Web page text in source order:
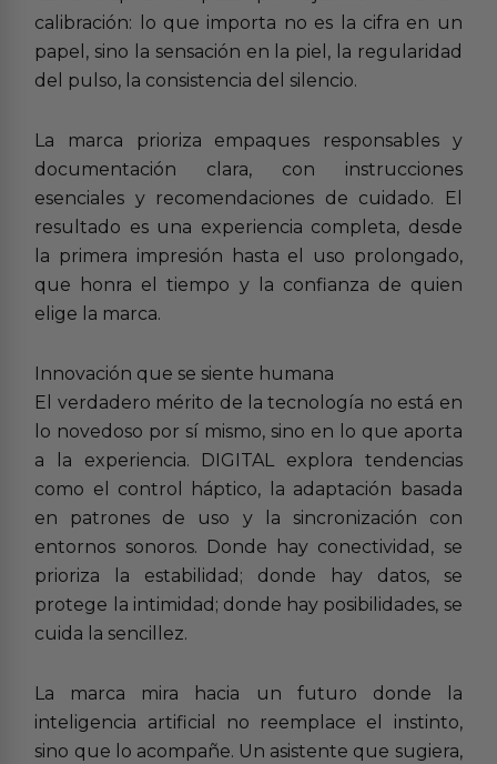
calibración: lo que importa no es la cifra en un
papel, sino la sensación en la piel, la regularidad
del pulso, la consistencia del silencio.
La marca prioriza empaques responsables y
documentación clara, con instrucciones
esenciales y recomendaciones de cuidado. El
resultado es una experiencia completa, desde
la primera impresión hasta el uso prolongado,
que honra el tiempo y la confianza de quien
elige la marca.
Innovación que se siente humana
El verdadero mérito de la tecnología no está en
lo novedoso por sí mismo, sino en lo que aporta
a la experiencia. DIGITAL explora tendencias
como el control háptico, la adaptación basada
en patrones de uso y la sincronización con
entornos sonoros. Donde hay conectividad, se
prioriza la estabilidad; donde hay datos, se
protege la intimidad; donde hay posibilidades, se
cuida la sencillez.
La marca mira hacia un futuro donde la
inteligencia artificial no reemplace el instinto,
sino que lo acompañe. Un asistente que sugiera,